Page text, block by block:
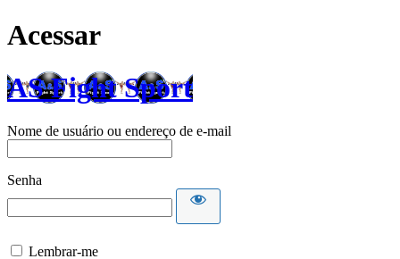
Acessar
AS Fight Sport
Nome de usuário ou endereço de e-mail
Senha
Lembrar-me